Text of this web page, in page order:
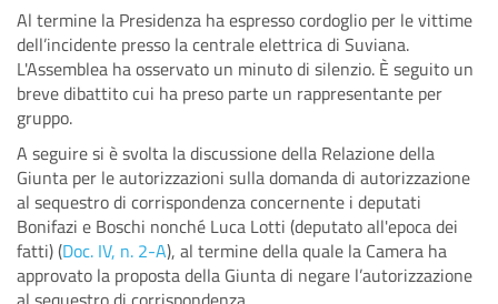
Al termine la Presidenza ha espresso cordoglio per le vittime
dell’incidente presso la centrale elettrica di Suviana.
L'Assemblea ha osservato un minuto di silenzio. È seguito un
breve dibattito cui ha preso parte un rappresentante per
gruppo.
A seguire si è svolta la discussione della Relazione della
Giunta per le autorizzazioni sulla domanda di autorizzazione
al sequestro di corrispondenza concernente i deputati
Bonifazi e Boschi nonché Luca Lotti (deputato all'epoca dei
fatti) (Doc. IV, n. 2-A), al termine della quale la Camera ha
approvato la proposta della Giunta di negare l’autorizzazione